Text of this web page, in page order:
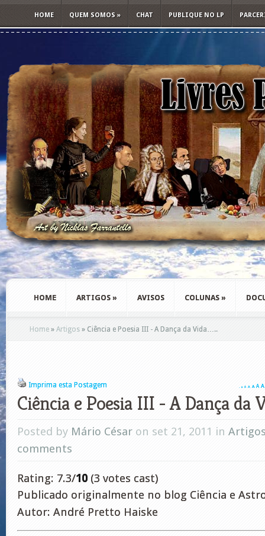
HOME QUEM SOMOS » CHAT PUBLIQUE NO LP
HOME ARTIGOS » AVISOS COLUNAS »
Home » Artigos » Ciência e Poesia III - A Dança da Vida…..
Imprima esta Postagem A A A A A A A
Ciência e Poesia III - A Dança da
Posted by Mário César on set 21, 2011 in
comments
Rating: 7.3/10 (3 votes cast)
Publicado originalmente no blog Ciência e
Autor: André Pretto Haiske